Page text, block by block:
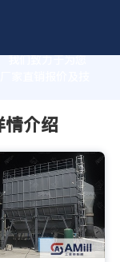
我们致力于为您
家直销报价及技
介绍